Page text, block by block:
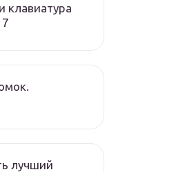
клавиатура
лучший